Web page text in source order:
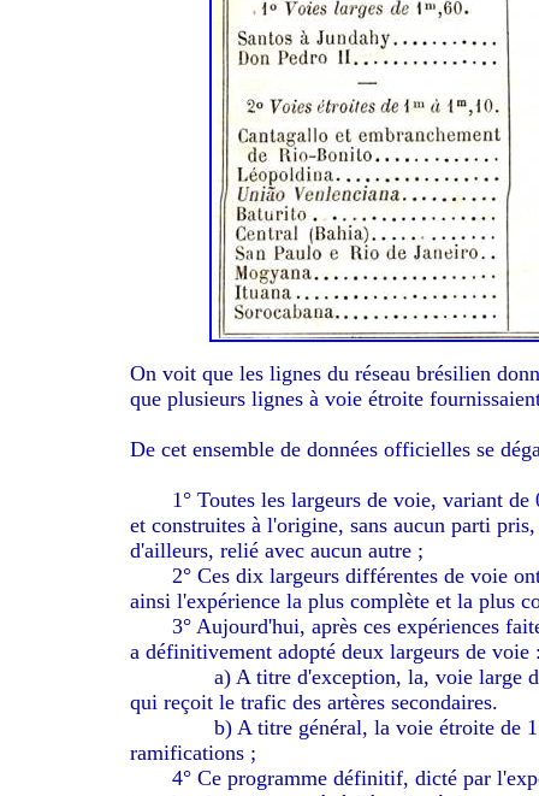
On voit que les lignes du réseau brésilien
que plusieurs lignes à voie étroite
De cet ensemble de données officielles se
1° Toutes les largeurs de voie, variant de
et construites à l'origine, sans aucun parti
d'ailleurs, relié avec aucun autre ;
2° Ces dix largeurs différentes de voie ont
ainsi l'expérience la plus complète et la plus
3° Aujourd'hui, après ces expériences
a définitivement adopté deux largeurs de voie
a) A titre d'exception, la, voie large de
qui reçoit le trafic des artères secondaires.
b) A titre général, la voie étroite de 1
ramifications ;
4° Ce programme définitif, dicté par